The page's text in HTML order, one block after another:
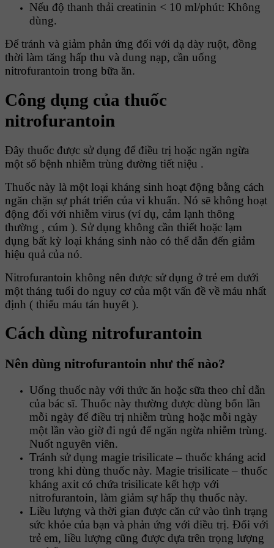
Nếu độ thanh thải creatinin < 10 ml/phút: Không
dùng.
Ðể tránh và giảm phản ứng đối với dạ dày ruột, đồng
thời làm tăng hấp thu và dung nạp, cần uống
nitrofurantoin trong bữa ăn.
Công dụng của thuốc
nitrofurantoin
Đây thuốc được sử dụng để điều trị hoặc ngăn ngừa
một số bệnh nhiễm trùng đường tiết niệu .
Thuốc này là một loại kháng sinh hoạt động bằng cách
ngăn chặn sự phát triển của vi khuẩn. Nó sẽ không hoạt
động đối với nhiễm virus (ví dụ, cảm lạnh thông
thường , cúm ). Sử dụng không cần thiết hoặc lạm
dụng bất kỳ loại kháng sinh nào có thể dẫn đến giảm
hiệu quả của nó.
Nitrofurantoin không nên được sử dụng ở trẻ em dưới
một tháng tuổi do nguy cơ của một vấn đề về máu nhất
định ( thiếu máu tán huyết ).
Cách dùng nitrofurantoin
Nên dùng nitrofurantoin như thế nào?
Uống thuốc này với thức ăn hoặc sữa theo chỉ dẫn
của bác sĩ. Thuốc này thường được dùng bốn lần
mỗi ngày để điều trị nhiễm trùng hoặc mỗi ngày
một lần vào giờ đi ngủ để ngăn ngừa nhiễm trùng.
Nuốt nguyên viên.
Tránh sử dụng magie trisilicate – thuốc kháng acid
trong khi dùng thuốc này. Magie trisilicate – thuốc
kháng axit có chứa trisilicate kết hợp với
nitrofurantoin, làm giảm sự hấp thụ thuốc này.
Liều lượng và thời gian được căn cứ vào tình trạng
sức khỏe của bạn và phản ứng với điều trị. Đối với
trẻ em, liều lượng cũng được dựa trên trọng lượng